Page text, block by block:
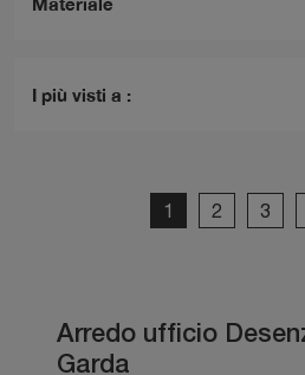
I più visti a :
1 2 3
Arredo ufficio
Garda